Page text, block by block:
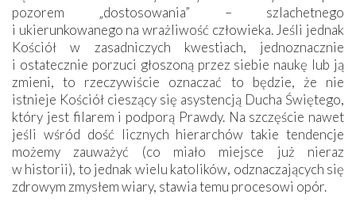
pozorem „dostosowania” – szlachetnego
i ukierunkowanego na wrażliwość człowieka. Jeśli jednak
Kościół w zasadniczych kwestiach, jednoznacznie
i ostatecznie porzuci głoszoną przez siebie naukę lub ją
zmieni, to rzeczywiście oznaczać to będzie, że nie
istnieje Kościół cieszący się asystencją Ducha Świętego,
który jest filarem i podporą Prawdy. Na szczęście nawet
jeśli wśród dość licznych hierarchów takie tendencje
możemy zauważyć (co miało miejsce już nieraz
w historii), to jednak wielu katolików, odznaczających się
zdrowym zmysłem wiary, stawia temu procesowi opór.